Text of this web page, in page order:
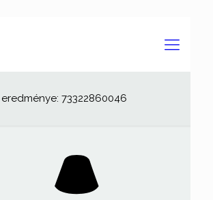
73322860046